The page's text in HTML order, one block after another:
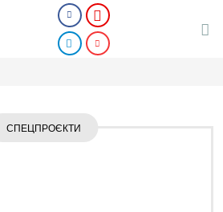
СПЕЦПРОЄКТИ